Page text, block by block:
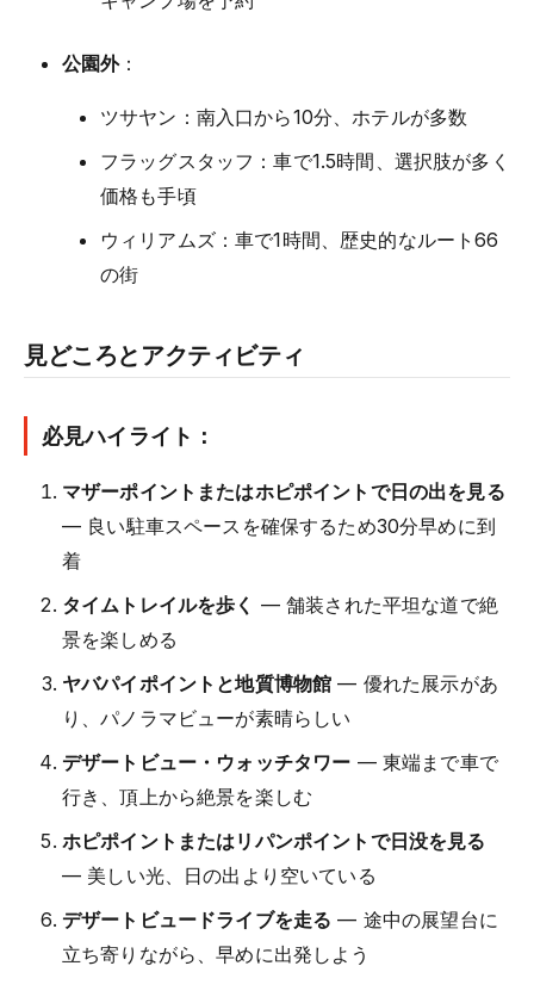
公園外：
ツサヤン：南入口から10分、ホテルが多数
フラッグスタッフ：車で1.5時間、選択肢が多く
価格も手頃
ウィリアムズ：車で1時間、歴史的なルート66
の街
見どころとアクティビティ
必見ハイライト：
マザーポイントまたはホピポイントで日の出を見る
— 良い駐車スペースを確保するため30分早めに到
着
タイムトレイルを歩く — 舗装された平坦な道で絶
景を楽しめる
ヤバパイポイントと地質博物館 — 優れた展示があ
り、パノラマビューが素晴らしい
デザートビュー・ウォッチタワー — 東端まで車で
行き、頂上から絶景を楽しむ
ホピポイントまたはリパンポイントで日没を見る
— 美しい光、日の出より空いている
デザートビュードライブを走る — 途中の展望台に
立ち寄りながら、早めに出発しよう